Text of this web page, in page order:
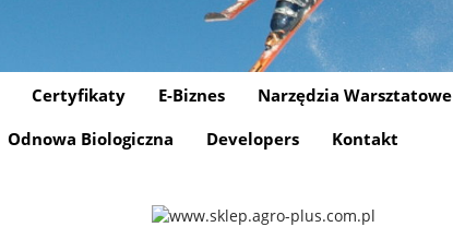
Certyfikaty E-Biznes
Narzędzia Warsztatowe
Odnowa Biologiczna Developers Kontakt